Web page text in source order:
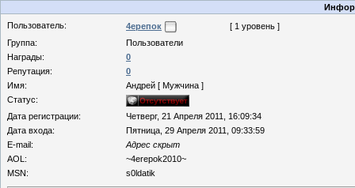
Пользователь:
4ерепок
[ 1 уровень ]
Группа:
Пользователи
Награды:
0
Репутация:
0
Имя:
Андрей [ Мужчина ]
Статус:
Дата регистрации:
Четверг, 21 Апреля 2011, 16:09:34
Дата входа:
Пятница, 29 Апреля 2011, 09:33:59
E-mail:
Адрес скрыт
AOL:
~4erepok2010~
MSN:
s0ldatik